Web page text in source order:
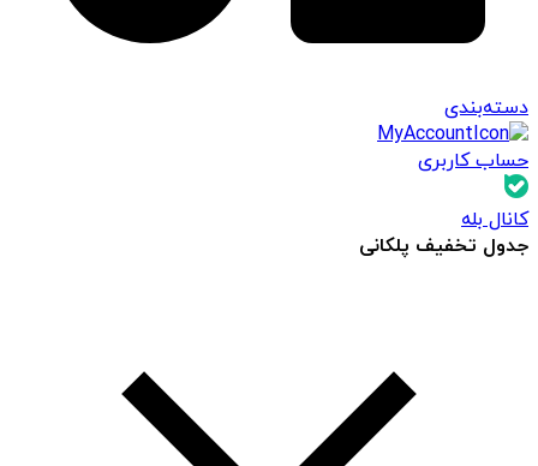
دسته‌بندی
حساب کاربری
کانال بله
جدول تخفیف پلکانی